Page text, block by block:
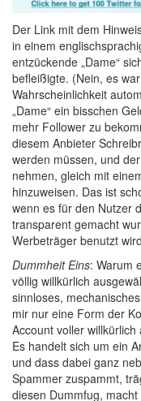
Der Link mit dem
in einem
entzückende „Dame“
befleißigte. (Nein, es
Wahrscheinlichkeit
„Dame“ ein bisschen
mehr Follower zu
diesem Anbieter
werden müssen, und
nehmen, gleich mit
hinzuweisen. Das ist
wenn es für den Nutzer
transparent gemacht
Werbeträger benutzt
Dummheit Eins: Warum
völlig willkürlich
sinnloses,
mir nur eine Form der
Account voller
Es handelt sich um ein
und dass dabei ganz
Spammer zuspammt,
diesen Dummfug,